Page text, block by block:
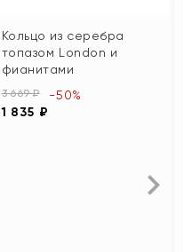
Кольцо из серебра
топазом London и
фианитами
3 669 ₽
1 835 ₽
-50%